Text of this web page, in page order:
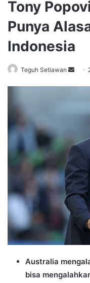
Tony
Punya
Indonesia
Teguh Setiawan
Send
Australia
bisa